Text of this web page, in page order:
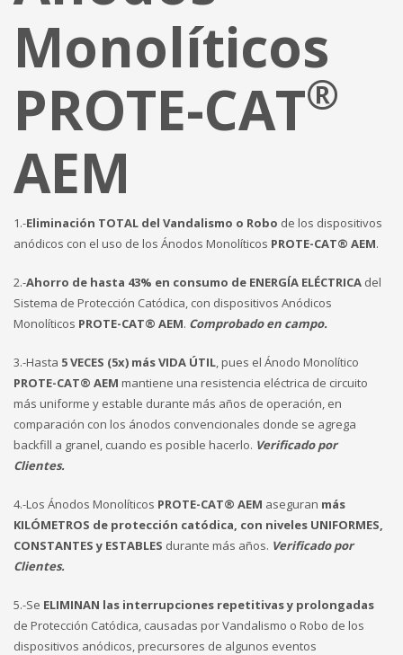
Monolíticos
PROTE-CAT®
AEM
1.-Eliminación TOTAL del Vandalismo o Robo de los dispositivos
anódicos con el uso de los Ánodos Monolíticos PROTE-CAT® AEM.
2.-Ahorro de hasta 43% en consumo de ENERGÍA ELÉCTRICA del
Sistema de Protección Catódica, con dispositivos Anódicos
Monolíticos PROTE-CAT® AEM. Comprobado en campo.
3.-Hasta 5 VECES (5x) más VIDA ÚTIL , pues el Ánodo Monolítico
PROTE-CAT® AEM mantiene una resistencia eléctrica de circuito
más uniforme y estable durante más años de operación, en
comparación con los ánodos convencionales donde se agrega
backfill a granel, cuando es posible hacerlo. Verificado por
Clientes.
4.-Los Ánodos Monolíticos PROTE-CAT® AEM aseguran más
KILÓMETROS de protección catódica, con niveles UNIFORMES,
CONSTANTES y ESTABLES durante más años. Verificado por
Clientes.
5.-Se ELIMINAN las interrupciones repetitivas y prolongadas
de Protección Catódica, causadas por Vandalismo o Robo de los
dispositivos anódicos, precursores de algunos eventos